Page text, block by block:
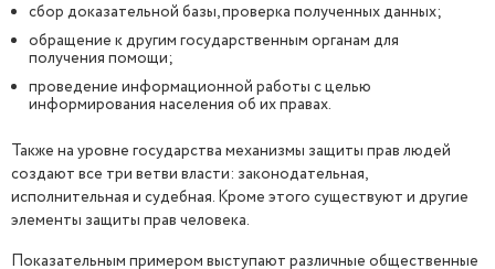
сбор доказательной базы, проверка полученных данных;
обращение к другим государственным органам для
получения помощи;
проведение информационной работы с целью
информирования населения об их правах.
Также на уровне государства механизмы защиты прав людей
создают все три ветви власти: законодательная,
исполнительная и судебная. Кроме этого существуют и другие
элементы защиты прав человека.
Показательным примером выступают различные общественные